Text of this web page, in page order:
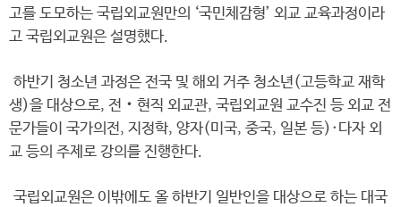
고를 도모하는 국립외교원만의 ‘국민체감형’ 외교 교육과정이라
고 국립외교원은 설명했다.
하반기 청소년 과정은 전국 및 해외 거주 청소년(고등학교 재학
생)을 대상으로, 전‧현직 외교관, 국립외교원 교수진 등 외교 전
문가들이 국가의전, 지정학, 양자(미국, 중국, 일본 등)·다자 외
교 등의 주제로 강의를 진행한다.
국립외교원은 이밖에도 올 하반기 일반인을 대상으로 하는 대국